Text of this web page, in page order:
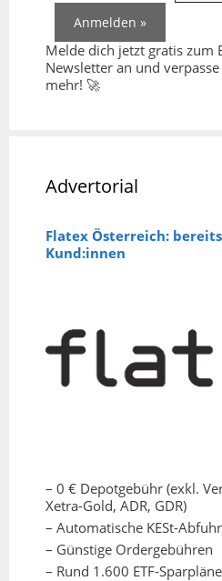
Melde dich jetzt gratis zum
Newsletter an und
mehr! 🚀
Advertorial
Flatex Österreich:
Kund:innen
– 0 € Depotgebühr (exkl.
Xetra-Gold, ADR, GDR)
– Automatische KESt-
– Günstige Ordergebühren
– Rund 1.600 ETF-Sparpläne